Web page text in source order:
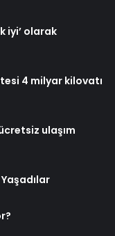
iyi’ olarak
4 milyar kilovatı
ulaşım